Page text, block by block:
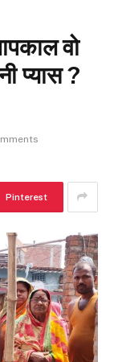
वो
प्यास ?
Pinterest